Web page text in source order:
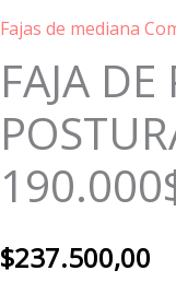
Fajas de mediana
FAJA
$237.500,00
FAJA
DE
PRIMERA
POSTURA
MANGAS
cantidad